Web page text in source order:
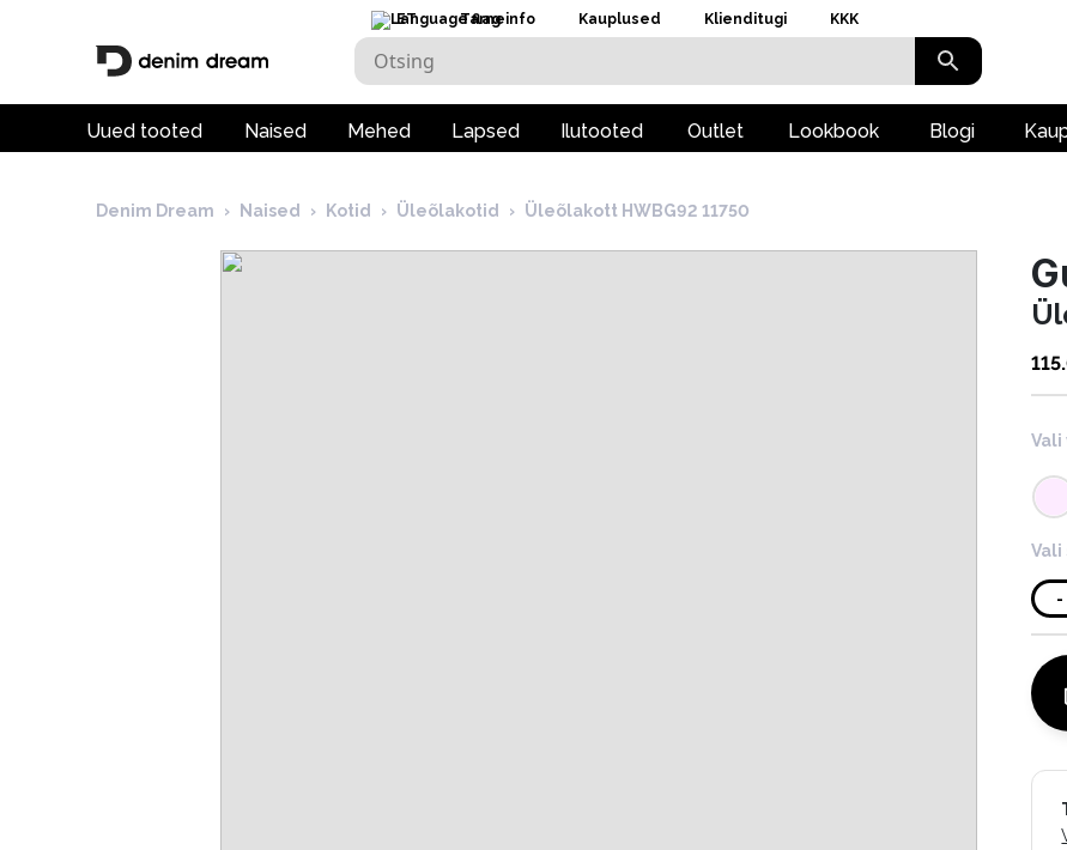
ET Tarneinfo Kauplused Klienditugi KKK
Uued tooted Naised Mehed Lapsed Ilutooted Outlet Lookbook Blogi
Denim Dream › Naised › Kotid › Üleõlakotid › Üleõlakott HWBG92 11750
Vali
Vali
-